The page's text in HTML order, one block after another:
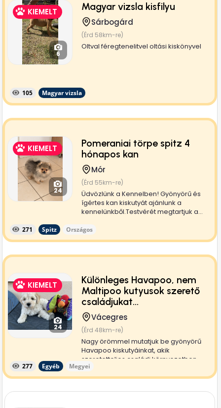
KIEMELT
6
Magyar vizsla kisfilyu
Sárbogárd
(Érd 58km-re)
Oltval féregtenelitvel oltási kiskönyvel
105 Magyar vizsla
KIEMELT
24
Pomeraniai törpe spitz 4
hónapos kan
Mór
(Érd 55km-re)
Üdvözlünk a Kennelben! Gyönyörű és
ígértes kan kiskutyát ajánlunk a
kennelünkből.Testvérét megtartjuk a...
271 Spitz Országos
KIEMELT
24
Különleges Havapoo, nem
Maltipoo kutyusok szerető
családjukat...
Vácegres
(Érd 48km-re)
Nagy örömmel mutatjuk be gyönyörű
Havapoo kiskutyáinkat, akik
szeretetteljes családi környezetben
nevelkednek,...
277 Egyéb Megyei